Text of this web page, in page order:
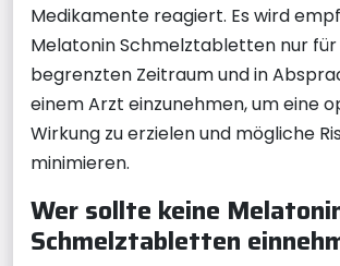
Medikamente reagiert. Es wird
Melatonin Schmelztabletten nur für
begrenzten Zeitraum und in
einem Arzt einzunehmen, um eine
Wirkung zu erzielen und mögliche
minimieren.
Wer sollte keine
Schmelztabletten